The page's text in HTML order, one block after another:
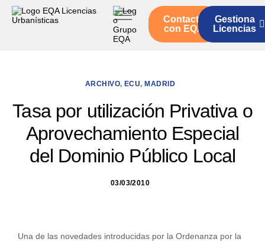
Servicios
Contacto
con EQA
Gestiona
Licencias
ARCHIVO, ECU, MADRID
Tasa por utilización Privativa o
Aprovechamiento Especial
del Dominio Público Local
03/03/2010
Una de las novedades introducidas por la Ordenanza por la